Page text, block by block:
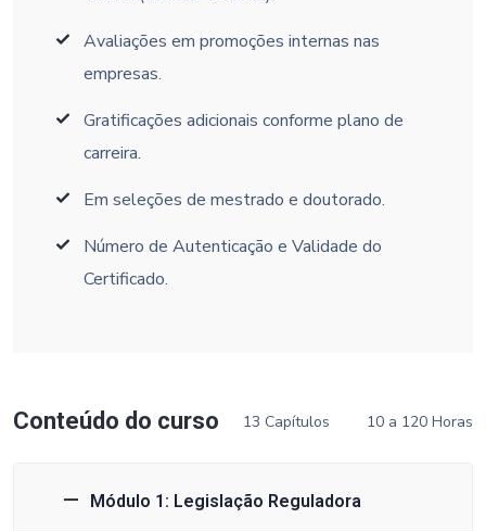
Avaliações em promoções internas nas
empresas.
Gratificações adicionais conforme plano de
carreira.
Em seleções de mestrado e doutorado.
Número de Autenticação e Validade do
Certificado.
Conteúdo do curso 13 Capítulos 10 a 120 Horas
Módulo 1: Legislação Reguladora